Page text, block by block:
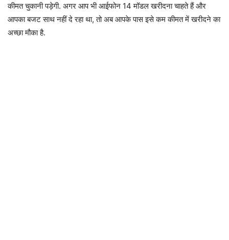
कीमत चुकानी पड़ेगी. अगर आप भी आईफोन 14 मॉडल खरीदना चाहते हैं और
आपका बजट साथ नहीं दे रहा था, तो अब आपके पास इसे कम कीमत में खरीदने का
अच्छा मौका है.